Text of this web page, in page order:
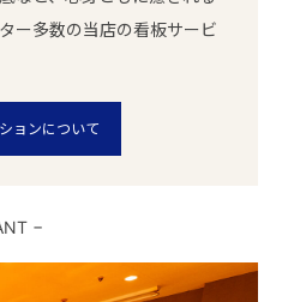
ー多数の当店の看板サービ
ョンについて
−